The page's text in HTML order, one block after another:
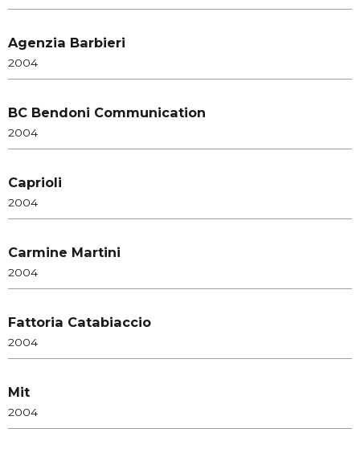
Agenzia Barbieri
2004
BC Bendoni Communication
2004
Caprioli
2004
Carmine Martini
2004
Fattoria Catabiaccio
2004
Mit
2004